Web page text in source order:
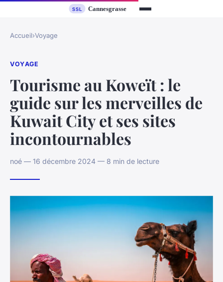
Accueil›Voyage
VOYAGE
Tourisme au Koweït : le
guide sur les merveilles de
Kuwait City et ses sites
incontournables
noé — 16 décembre 2024 — 8 min de lecture